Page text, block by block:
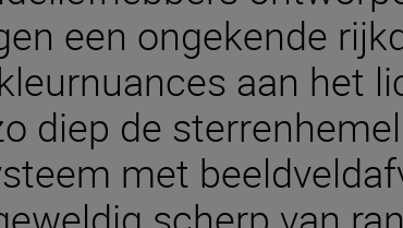
een ongekende
aan het
diep de
met